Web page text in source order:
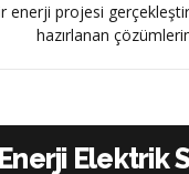
enerji projesi
hazırlanan
Elektrik